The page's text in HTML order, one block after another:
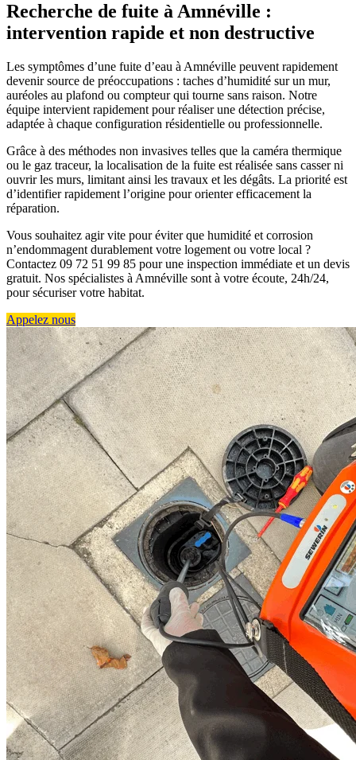
Recherche de fuite à Amnéville :
intervention rapide et non destructive
Les symptômes d’une fuite d’eau à Amnéville peuvent rapidement
devenir source de préoccupations : taches d’humidité sur un mur,
auréoles au plafond ou compteur qui tourne sans raison. Notre
équipe intervient rapidement pour réaliser une détection précise,
adaptée à chaque configuration résidentielle ou professionnelle.
Grâce à des méthodes non invasives telles que la caméra thermique
ou le gaz traceur, la localisation de la fuite est réalisée sans casser ni
ouvrir les murs, limitant ainsi les travaux et les dégâts. La priorité est
d’identifier rapidement l’origine pour orienter efficacement la
réparation.
Vous souhaitez agir vite pour éviter que humidité et corrosion
n’endommagent durablement votre logement ou votre local ?
Contactez 09 72 51 99 85 pour une inspection immédiate et un devis
gratuit. Nos spécialistes à Amnéville sont à votre écoute, 24h/24,
pour sécuriser votre habitat.
Appelez nous